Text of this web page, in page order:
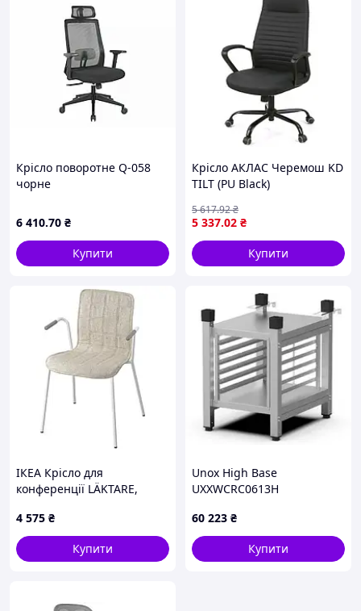
Крісло поворотне Q-058
чорне
6 410.70 ₴
Купити
Крісло АКЛАС Черемош KD
TILT (PU Black)
5 337.02 ₴
5 617.92₴
Купити
ІКЕА Крісло для
конференції LÄKTARE,
4 575 ₴
Купити
Unox High Base
UXXWCRC0613H
60 223 ₴
Купити